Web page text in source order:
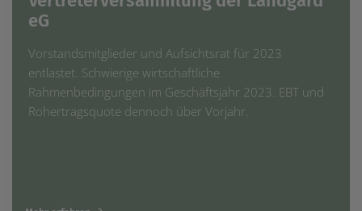
eG
Vorstandsmitglieder und Aufsichtsrat für 2023
entlastet. Schwierige wirtschaftliche
Rahmenbedingungen im Geschäftsjahr 2023. EBT und
Rohertragsquote dennoch über Vorjahr.